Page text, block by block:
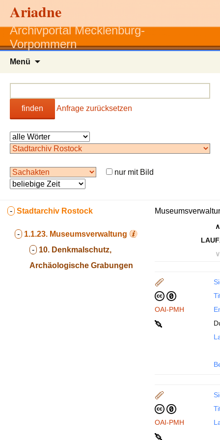
Ariadne
Archivportal Mecklenburg-
Vorpommern
Menü
finden Anfrage zurücksetzen
nur mit Bild
- Stadtarchiv Rostock
- 1.1.23. Museumsverwaltung
- 10. Denkmalschutz,
Archäologische Grabungen
∧
∨
OAI-PMH
OAI-PMH